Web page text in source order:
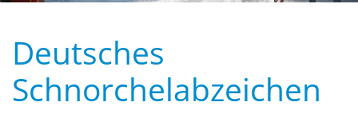
Deutsches
Schnorchelabzeichen